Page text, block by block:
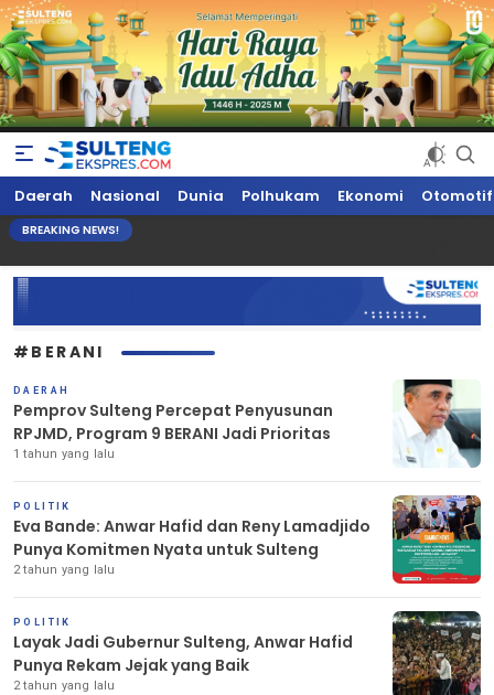
Sultengekspres.com
Berita Seputar Sulteng Hari Ini, Update Terkini, Suaranya Rakyat
Sulteng
Daerah Nasional Dunia Polhukam Ekonomi Otomotif
BREAKING NEWS!
#BERANI
DAERAH
Pemprov Sulteng Percepat Penyusunan
RPJMD, Program 9 BERANI Jadi Prioritas
1 tahun yang lalu
POLITIK
Eva Bande: Anwar Hafid dan Reny Lamadjido
Punya Komitmen Nyata untuk Sulteng
2 tahun yang lalu
POLITIK
Layak Jadi Gubernur Sulteng, Anwar Hafid
Punya Rekam Jejak yang Baik
2 tahun yang lalu